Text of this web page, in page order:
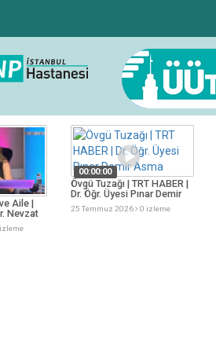
Aile |
Nevzat
00:00:00
Övgü Tuzağı | TRT HABER |
Dr. Öğr. Üyesi Pınar Demir
Asma
25 Temmuz 2026 0 izleme